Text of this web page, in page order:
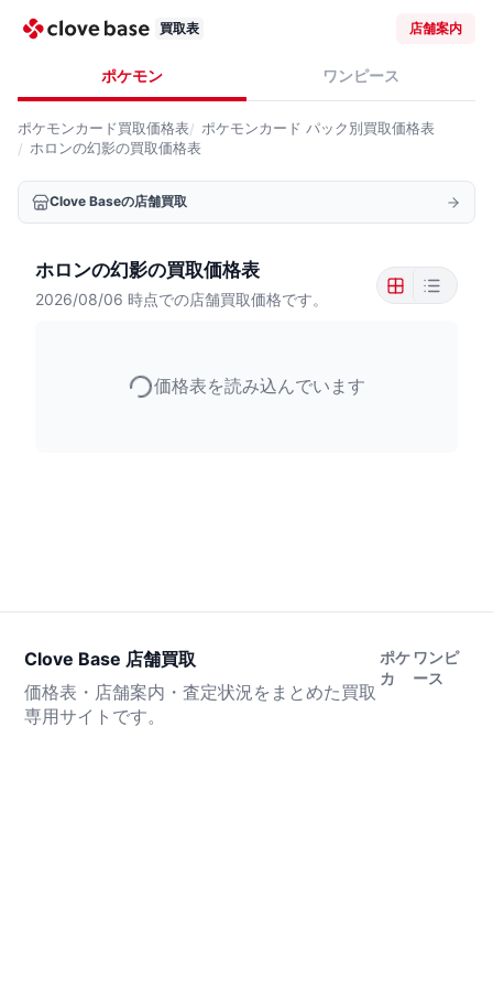
買取表 店舗案内
ポケモン ワンピース
ポケモンカード買取価格表 ポケモンカード パック別買取価格表
ホロンの幻影の買取価格表
Clove Baseの店舗買取
ホロンの幻影の買取価格表
2026/08/06 時点での店舗買取価格です。
価格表を読み込んでいます
Clove Base 店舗買取
価格表・店舗案内・査定状況をまとめた買取
専用サイトです。
ポケ
カ
ワンピ
ース